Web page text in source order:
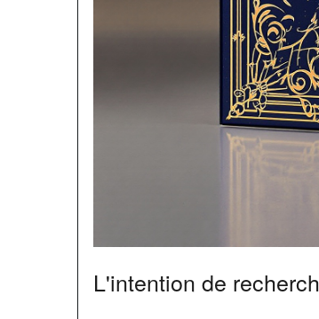
L'intention de